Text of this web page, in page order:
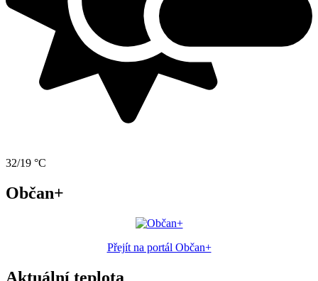
32/19 °C
Občan+
Přejít na portál Občan+